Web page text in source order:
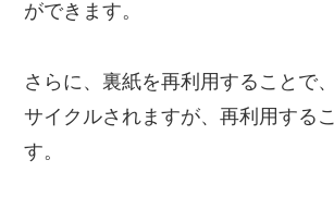
ができます。
さらに、裏紙を再利用することで
サイクルされますが、再利用する
す。